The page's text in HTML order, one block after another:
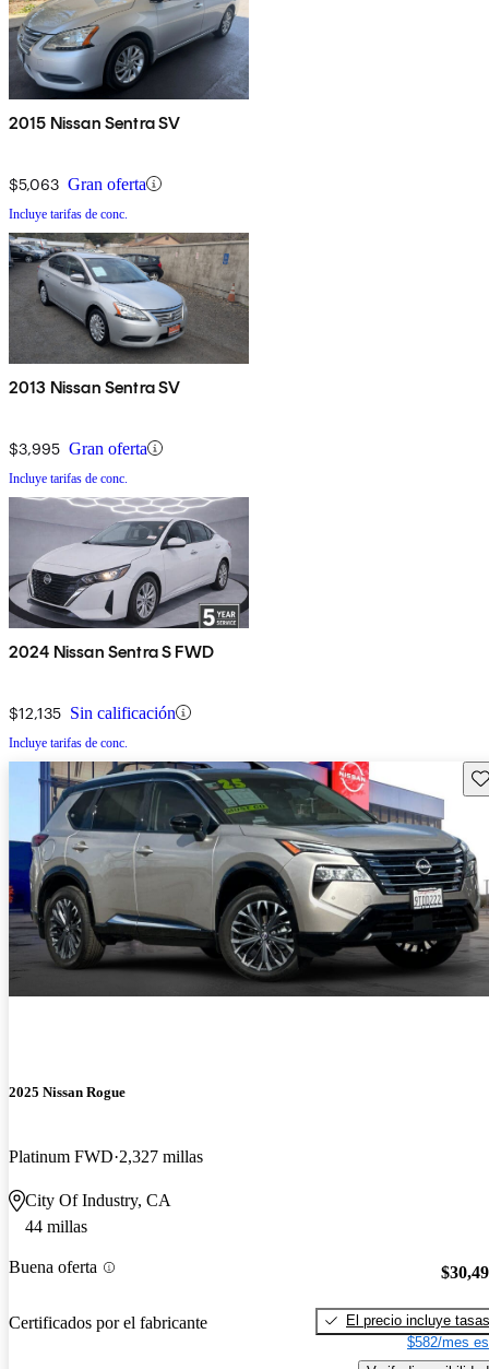
2015 Nissan Sentra SV
$5,063 Gran oferta
Incluye tarifas de conc.
2013 Nissan Sentra SV
$3,995 Gran oferta
Incluye tarifas de conc.
2024 Nissan Sentra S FWD
$12,135 Sin calificación
Incluye tarifas de conc.
2025 Nissan Rogue
Platinum FWD 2,327 millas
City Of Industry, CA
44 millas
Buena oferta
Certificados por el fabricante
El precio incluye tasas
$582/mes